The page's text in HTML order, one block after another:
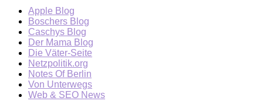
Apple Blog
Boschers Blog
Caschys Blog
Der Mama Blog
Die Väter-Seite
Netzpolitik.org
Notes Of Berlin
Von Unterwegs
Web & SEO News